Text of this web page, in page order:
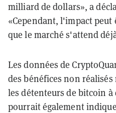
milliard de dollars», a
«Cependant, l'impact
que le marché s'attend
Les données de
des bénéfices non
les détenteurs de bitcoin
pourrait également